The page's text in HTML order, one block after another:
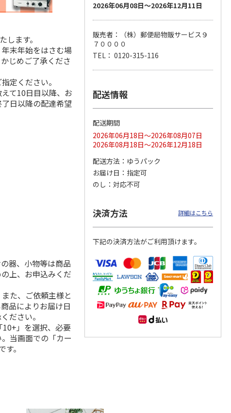
ドジャース 大谷翔
平 日本人最多53試
合連続出塁記念 シ
ル…
17,000円
(送料・税込)
谷翔平 2026 NL 3・
4月投手…
ます。
末年始をはさむ場
じめご了承くださ
定ください。
て10日目以降、お
日以降の配達希望
器、小物等は商品
上、お申込みくだ
た、ご依頼主様と
品によりお届け日
ださい。
」を選択、必要
当画面での「カー
。
2026年06月08日～2026年12月11日
販売者：（株）郵便局物販サービス９
７００００
TEL： 0120-315-116
配送情報
配送期間
2026年06月18日～2026年08月07日
2026年08月18日～2026年12月18日
配送方法
ゆうパック
お届け日
指定可
のし
対応不可
決済方法 詳細はこちら
下記の決済方法がご利用頂けます。